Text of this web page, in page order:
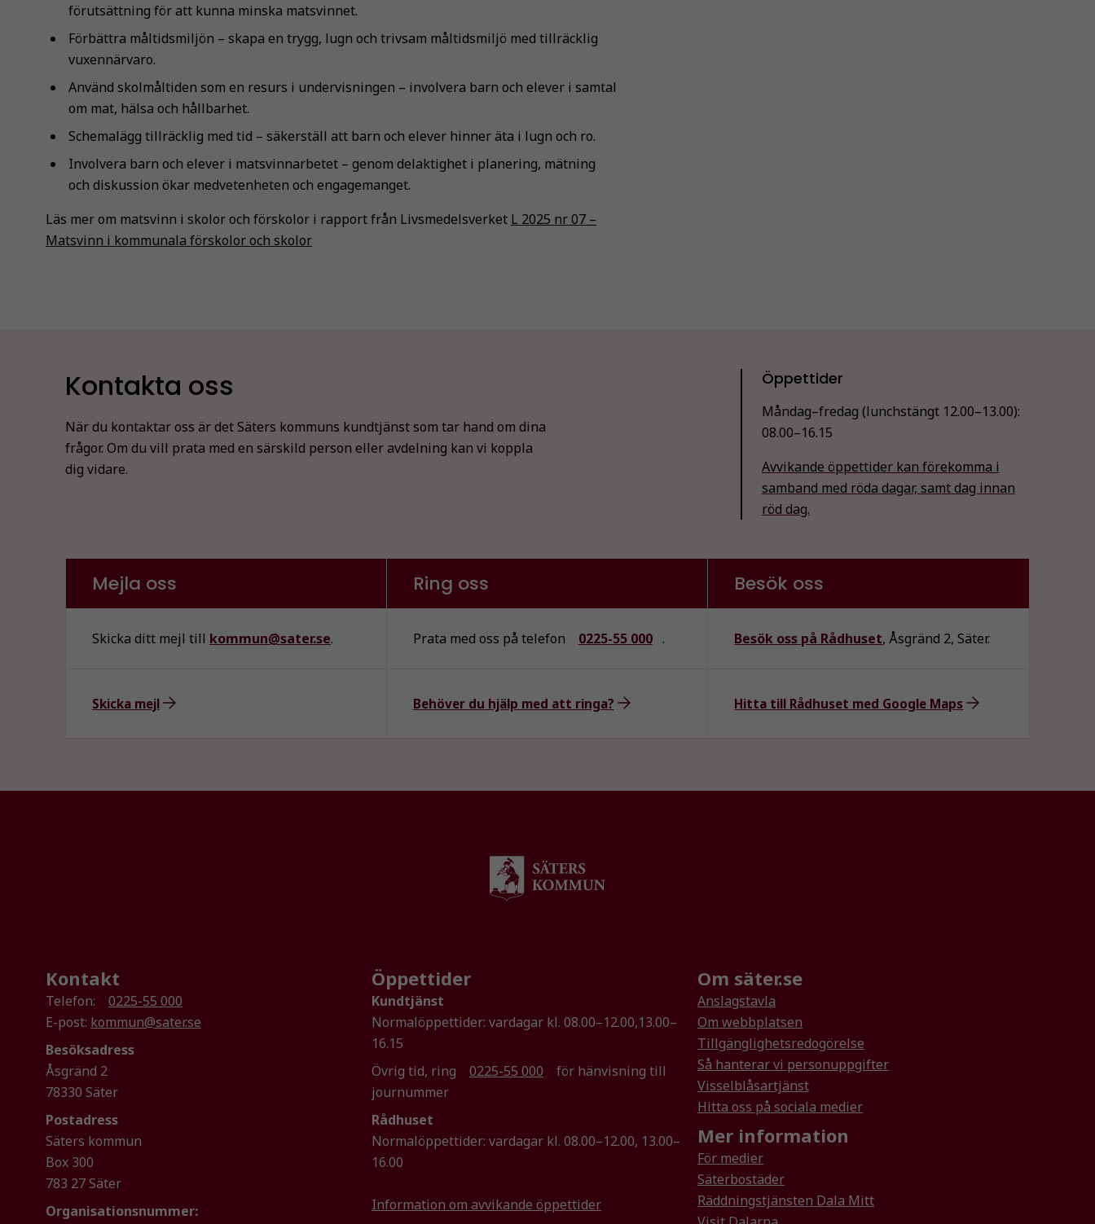
förutsättning för att kunna minska matsvinnet.
Förbättra måltidsmiljön – skapa en trygg, lugn och trivsam måltidsmiljö med tillräcklig
vuxennärvaro.
Använd skolmåltiden som en resurs i undervisningen – involvera barn och elever i samtal
om mat, hälsa och hållbarhet.
Schemalägg tillräcklig med tid – säkerställ att barn och elever hinner äta i lugn och ro.
Involvera barn och elever i matsvinnarbetet – genom delaktighet i planering, mätning
och diskussion ökar medvetenheten och engagemanget.
Läs mer om matsvinn i skolor och förskolor i rapport från Livsmedelsverket L 2025 nr 07 –
Matsvinn i kommunala förskolor och skolor
Kontakta oss
När du kontaktar oss är det Säters kommuns kundtjänst som tar hand om dina
frågor. Om du vill prata med en särskild person eller avdelning kan vi koppla
dig vidare.
Öppettider
Måndag–fredag (lunchstängt 12.00–13.00):
08.00–16.15
Avvikande öppettider kan förekomma i
samband med röda dagar, samt dag innan
röd dag.
Mejla oss
Skicka ditt mejl till kommun@sater.se.
Skicka mejl
Ring oss
Prata med oss på telefon 0225-55 000 .
Behöver du hjälp med att ringa?
Besök oss
Besök oss på Rådhuset, Åsgränd 2, Säter.
Hitta till Rådhuset med Google Maps
Kontakt
Telefon:
0225-55 000
E-post: kommun@sater.se
Besöksadress
Åsgränd 2
78330 Säter
Postadress
Säters kommun
Box 300
783 27 Säter
Organisationsnummer:
Öppettider
Kundtjänst
Normalöppettider: vardagar kl. 08.00–12.00,13.00–
16.15
Övrig tid, ring
0225-55 000
för hänvisning till
journummer
Rådhuset
Normalöppettider: vardagar kl. 08.00–12.00, 13.00–
16.00
Information om avvikande öppettider
Om säter.se
Anslagstavla
Om webbplatsen
Tillgänglighetsredogörelse
Så hanterar vi personuppgifter
Visselblåsartjänst
Hitta oss på sociala medier
Mer information
För medier
Säterbostäder
Räddningstjänsten Dala Mitt
behövs för
taget ska
Statistik
förbättra